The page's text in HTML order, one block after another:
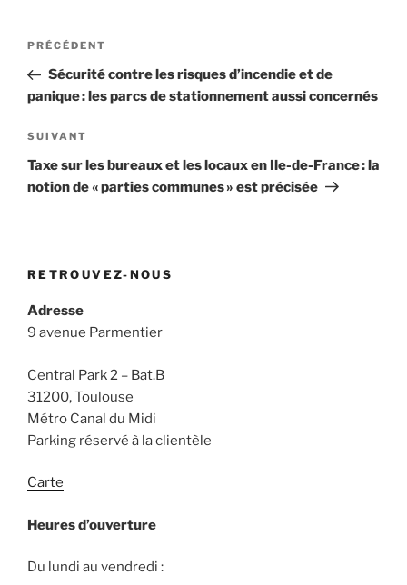
Navigation
l’article
Article
précédent
PRÉCÉDENT
Sécurité contre les risques d’incendie et de
panique : les parcs de stationnement aussi concernés
Article
suivant
SUIVANT
Taxe sur les bureaux et les locaux en Ile-de-France : la
notion de « parties communes » est précisée
RETROUVEZ-NOUS
Adresse
9 avenue Parmentier
Central Park 2 – Bat.B
31200, Toulouse
Métro Canal du Midi
Parking réservé à la clientèle
Carte
Heures d’ouverture
Du lundi au vendredi :